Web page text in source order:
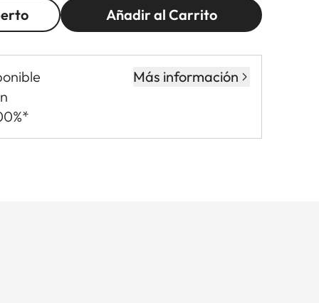
Añadir al Carrito
Más información